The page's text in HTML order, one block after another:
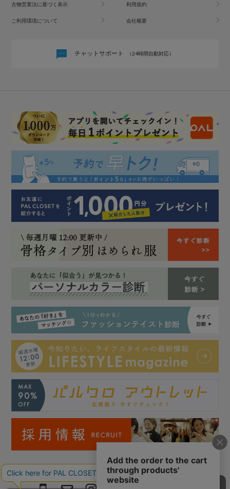
古物営業法に基づく表示 利用規約
ご利用環境について 会社概要
チャットサポート （24時間自動対応）